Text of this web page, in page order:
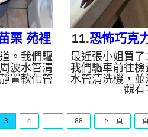
栗 苑裡
。我們驅
波水管清
置軟化管
一啟動，
積在管壁
的努力，
11.恐怖巧克
實.. 台中 北
最近張小姐買了
我們驅車前往
水管清洗機，
軟化管垢。 不
可」！這就是長
鐵鏽。經過兩
觀看
3 4 ... 88 下一頁